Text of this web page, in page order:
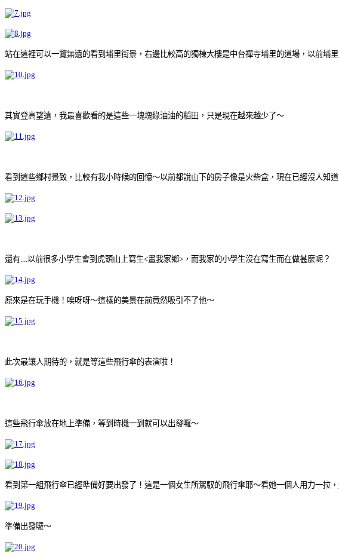
站在這裡可以一覽無遺的看到埔里街景，右邊比較高的獨棟大樓是中台禪寺埔里的道場，以前埔
其實登高望遠，我最喜歡看的是這些一塊塊綠油油的稻田，只是現在越來越少了～
看到這些鄉村景致，比較有我小時候的回憶～以前都說山下的房子像是火柴盒，現在已經沒人知
還有....以前很多小學生會到虎頭山上寫生<畫我家鄉>， 而我家的小學生沒在寫生而在做甚麼呢？
原來是在玩手機！唉呀呀～這樣的美景在前竟然吸引不了他～
此次最讓人期待的，就是等這些飛行傘的表演啦！
這些飛行傘放在地上準備，等到時機一到就可以出發囉～
看到第一組飛行傘已經準備好要出發了！這是一個女生所駕馭的飛行傘耶～看她一個人用力一拉
準備出發囉～